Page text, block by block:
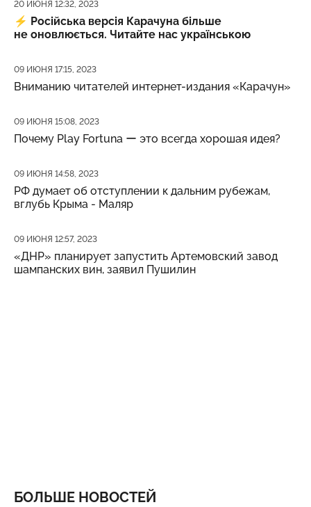
Дата публикации
20 ИЮНЯ 12:32, 2023
⚡️ Російська версія Карачуна більше
не оновлюється. Читайте нас українською
Дата публикации
09 ИЮНЯ 17:15, 2023
Вниманию читателей интернет-издания «Карачун»
Дата публикации
09 ИЮНЯ 15:08, 2023
Почему Play Fortuna ー это всегда хорошая идея?
Дата публикации
09 ИЮНЯ 14:58, 2023
РФ думает об отступлении к дальним рубежам,
вглубь Крыма - Маляр
Дата публикации
09 ИЮНЯ 12:57, 2023
«ДНР» планирует запустить Артемовский завод
шампанских вин, заявил Пушилин
БОЛЬШЕ НОВОСТЕЙ